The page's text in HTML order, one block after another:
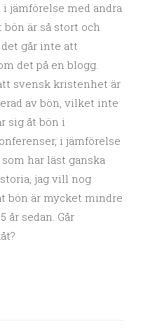
jämförelse med andra
bön är så stort och
går inte att
det på en blogg.
svensk kristenhet är
av bön, vilket inte
sig åt bön i
i jämförelse
har läst ganska
jag vill nog
bön är mycket mindre
år sedan. Går